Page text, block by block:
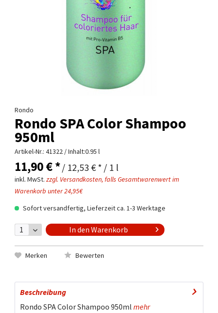
Rondo
Rondo SPA Color Shampoo
950ml
Artikel-Nr.: 41322 / Inhalt:0.95 l
11,90 € */ 12,53 € * / 1 l
inkl. MwSt. zzgl. Versandkosten, falls Gesamtwarenwert im
Warenkorb unter 24,95€
Sofort versandfertig, Lieferzeit ca. 1-3 Werktage
In den Warenkorb
Merken Bewerten
Beschreibung
Rondo SPA Color Shampoo 950ml mehr